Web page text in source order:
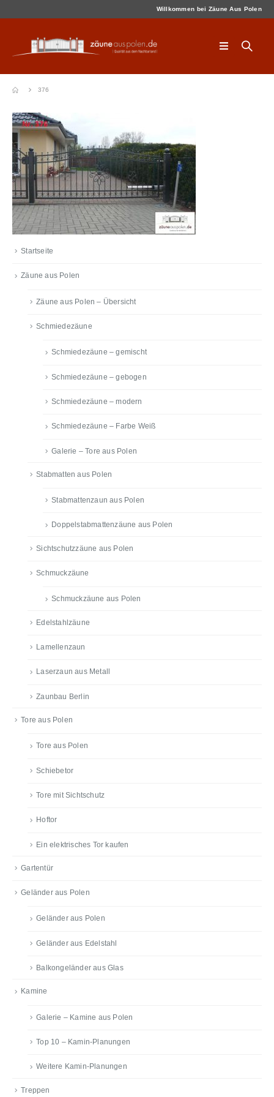
Willkommen bei Zäune Aus Polen
376
Startseite
Zäune aus Polen
Zäune aus Polen – Übersicht
Schmiedezäune
Schmiedezäune – gemischt
Schmiedezäune – gebogen
Schmiedezäune – modern
Schmiedezäune – Farbe Weiß
Galerie – Tore aus Polen
Stabmatten aus Polen
Stabmattenzaun aus Polen
Doppelstabmattenzäune aus Polen
Sichtschutzzäune aus Polen
Schmuckzäune
Schmuckzäune aus Polen
Edelstahlzäune
Lamellenzaun
Laserzaun aus Metall
Zaunbau Berlin
Tore aus Polen
Tore aus Polen
Schiebetor
Tore mit Sichtschutz
Hoftor
Ein elektrisches Tor kaufen
Gartentür
Geländer aus Polen
Geländer aus Polen
Geländer aus Edelstahl
Balkongeländer aus Glas
Kamine
Galerie – Kamine aus Polen
Top 10 – Kamin-Planungen
Weitere Kamin-Planungen
Treppen